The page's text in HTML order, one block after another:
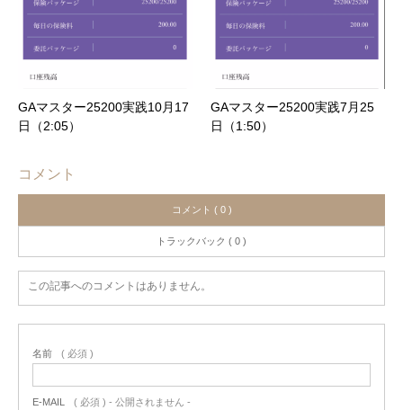
GAマスター25200実践10月17
日（2:05）
GAマスター25200実践7月25
日（1:50）
コメント
コメント ( 0 )
トラックバック ( 0 )
この記事へのコメントはありません。
名前 ( 必須 )
E-MAIL ( 必須 ) - 公開されません -